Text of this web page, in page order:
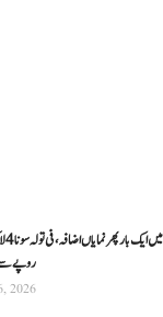
روپے سے
2026